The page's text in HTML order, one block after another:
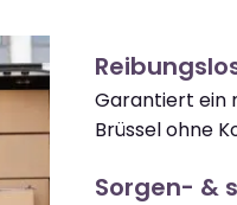
Garantiert ein
Brüssel ohne
Sorgen- &